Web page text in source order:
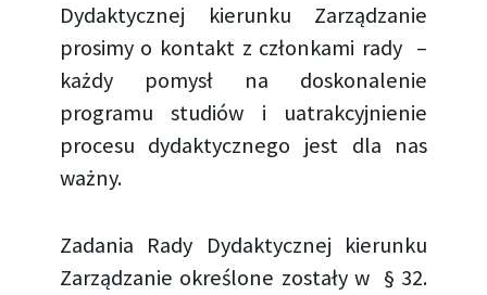
Dydaktycznej kierunku Zarządzanie
prosimy o kontakt z członkami rady –
każdy pomysł na doskonalenie
programu studiów i uatrakcyjnienie
procesu dydaktycznego jest dla nas
ważny.
Zadania Rady Dydaktycznej kierunku
Zarządzanie określone zostały w § 32.